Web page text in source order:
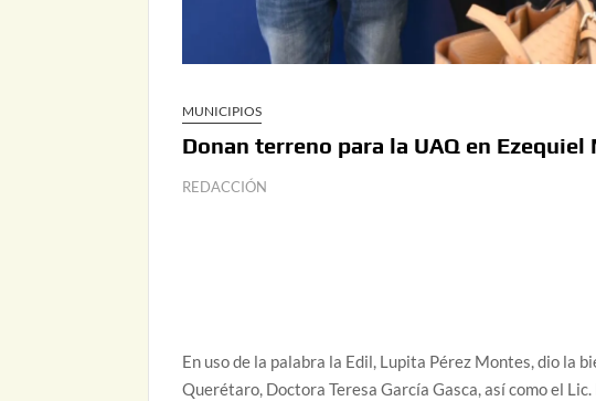
MUNICIPIOS
Donan terreno para la UAQ en Ezequiel
REDACCIÓN
En uso de la palabra la Edil, Lupita Pérez Montes, dio la
Querétaro, Doctora Teresa García Gasca, así como el